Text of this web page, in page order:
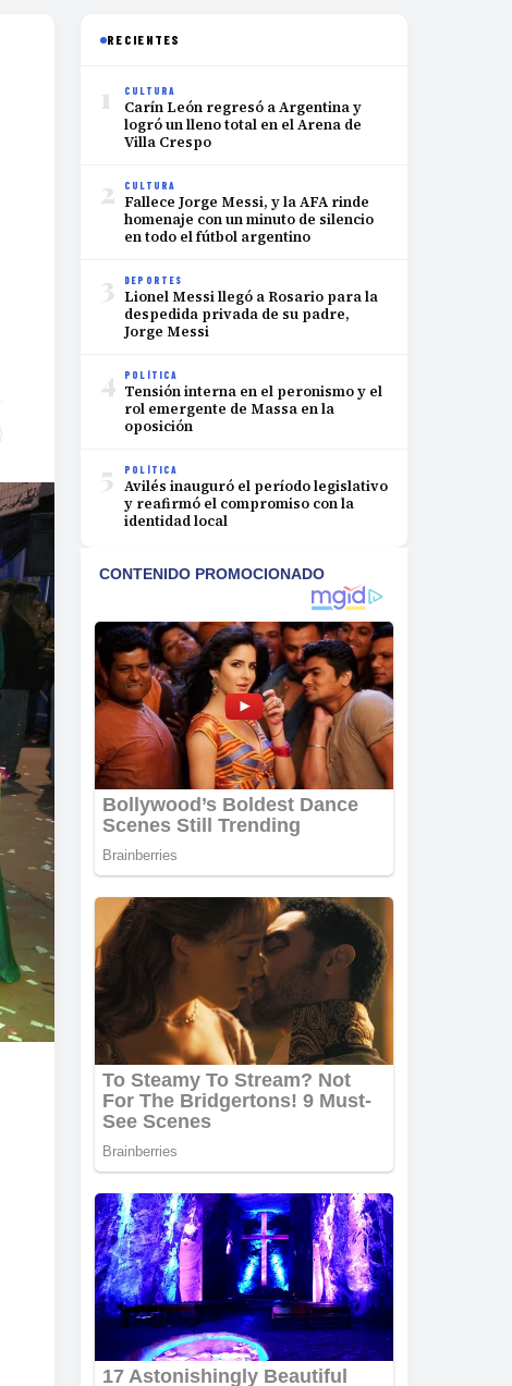
RECIENTES
1 CULTURA
Carín León regresó a Argentina y
logró un lleno total en el Arena de
Villa Crespo
2 CULTURA
Fallece Jorge Messi, y la AFA rinde
homenaje con un minuto de silencio
en todo el fútbol argentino
3 DEPORTES
Lionel Messi llegó a Rosario para la
despedida privada de su padre,
Jorge Messi
4 POLÍTICA
Tensión interna en el peronismo y el
rol emergente de Massa en la
oposición
5 POLÍTICA
Avilés inauguró el período legislativo
y reafirmó el compromiso con la
identidad local